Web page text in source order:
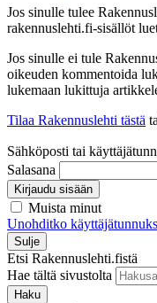
Jos sinulle tulee
rakennuslehti.fi-sisällöt
Jos sinulle ei tule
oikeuden kommentoida
lukemaan lukittuja
Tilaa Rakennuslehti tästä
Sähköposti tai
Salasana
Kirjaudu sisään
Muista minut
Unohditko
Sulje
Etsi Rakennuslehti.fistä
Hae tältä sivustolta
Haku